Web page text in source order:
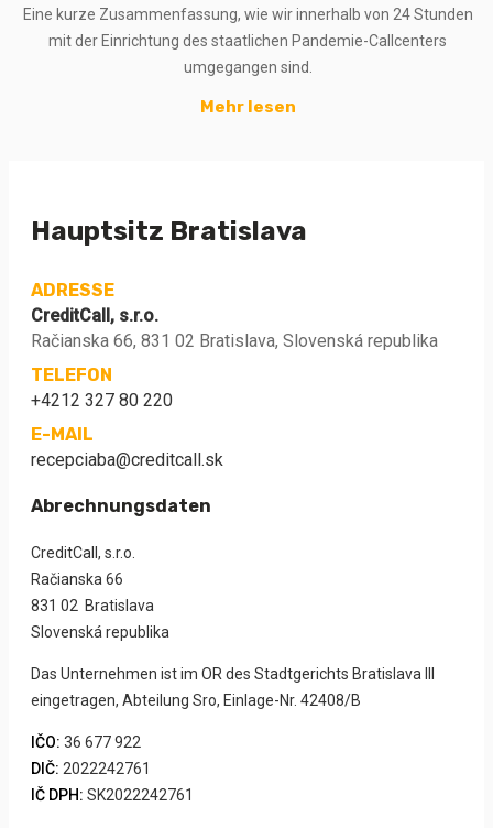
Eine kurze Zusammenfassung, wie wir innerhalb von 24 Stunden
mit der Einrichtung des staatlichen Pandemie-Callcenters
umgegangen sind.
Mehr lesen
Hauptsitz Bratislava
ADRESSE
CreditCall, s.r.o.
Račianska 66, 831 02 Bratislava, Slovenská republika
TELEFON
+4212 327 80 220
E-MAIL
recepciaba@creditcall.sk
Abrechnungsdaten
CreditCall, s.r.o.
Račianska 66
831 02 Bratislava
Slovenská republika
Das Unternehmen ist im OR des Stadtgerichts Bratislava III
eingetragen, Abteilung Sro, Einlage-Nr. 42408/B
IČO: 36 677 922
DIČ: 2022242761
IČ DPH: SK2022242761